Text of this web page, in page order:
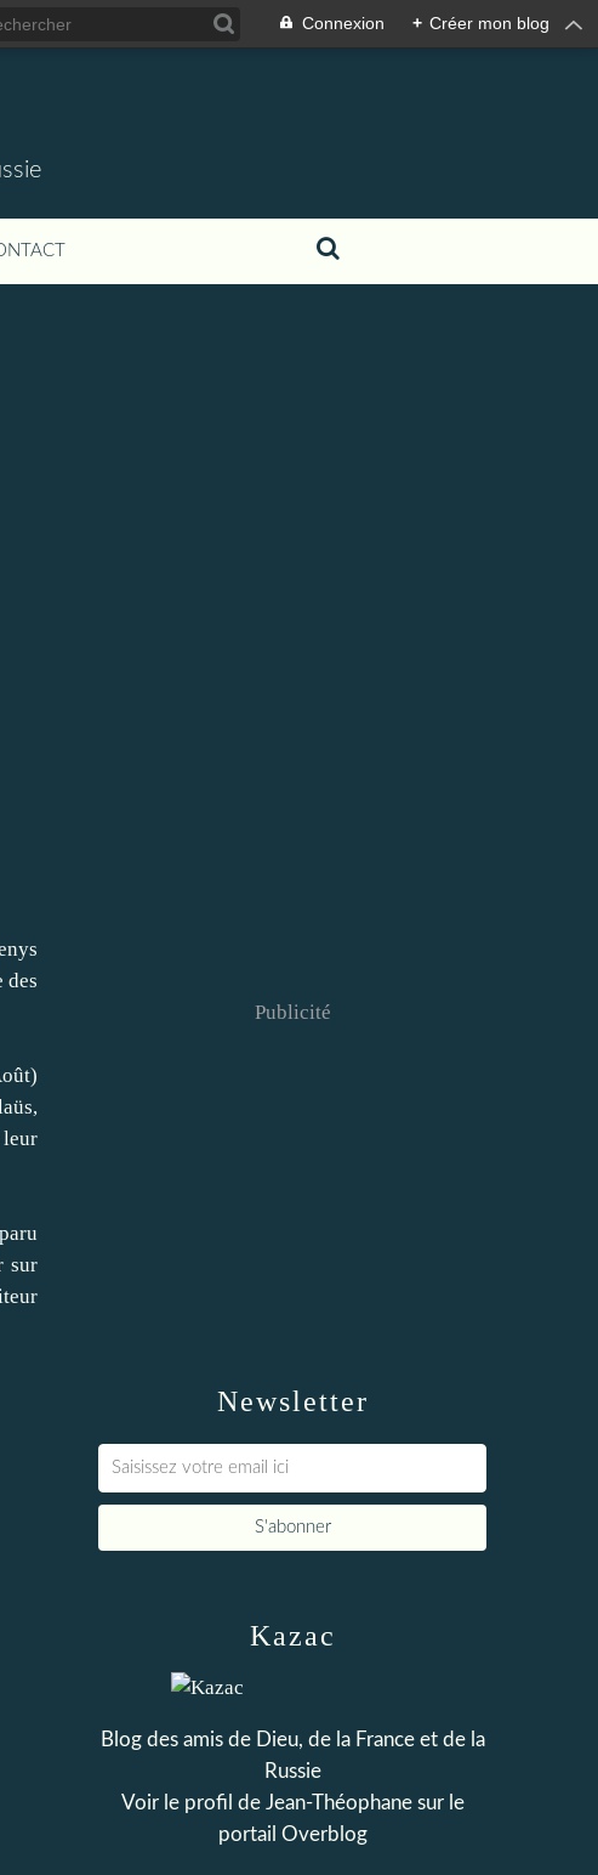
Connexion + Créer mon blog
des
,
leur
sur
Newsletter
Publicité
Kazac
Blog des amis de Dieu, de la France et de la
Russie
Voir le profil de Jean-Théophanesur le
portail Overblog